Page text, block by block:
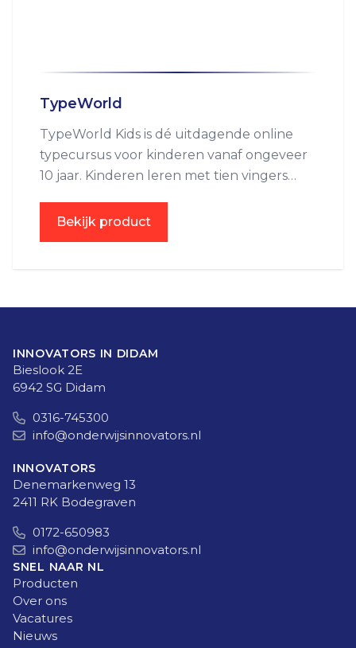
TypeWorld
TypeWorld Kids is dé uitdagende online
typecursus voor kinderen vanaf ongeveer
10 jaar. Kinderen leren met tien vingers
certificaat als afsluiting van de cursus.
Bekijk product
INNOVATORS IN DIDAM
Bieslook 2E
6942 SG Didam
0316-745300
info@onderwijsinnovators.nl
INNOVATORS
Denemarkenweg 13
2411 RK Bodegraven
0172-650983
info@onderwijsinnovators.nl
SNEL NAAR NL
Producten
Over ons
Vacatures
Nieuws